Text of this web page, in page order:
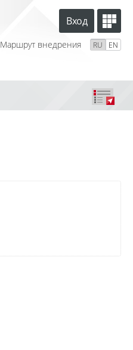
Вход
Маршрут внедрения RU EN